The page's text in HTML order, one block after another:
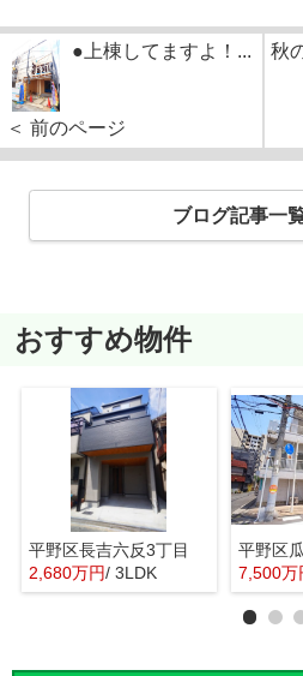
●上棟してますよ！...
＜ 前のページ
秋
ブログ記事一
おすすめ物件
平野区長吉六反3丁目
2,680万円/ 3LDK
平野区
7,500万